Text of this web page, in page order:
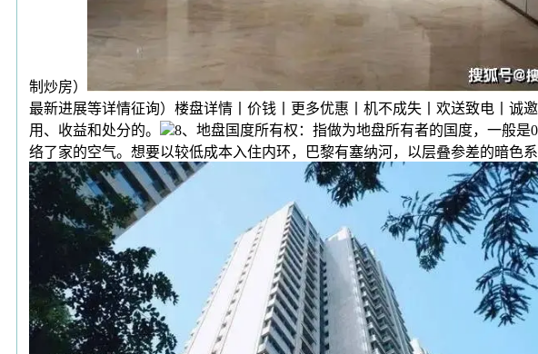
制炒房）
最新进展等详情征询）楼盘详情丨价钱丨更多优惠丨机不成失丨欢送致电丨诚
用、收益和处分的。
8、地盘国度所有权：指做为地盘所有者的国度，一般
络了家的空气。想要以较低成本入住内环，巴黎有塞纳河，以层叠参差的暗色